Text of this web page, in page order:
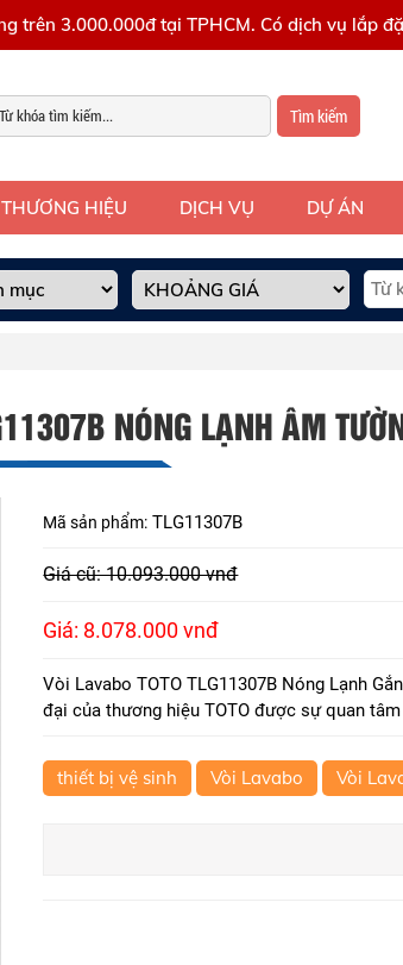
trên 3.000.000đ tại TPHCM. Có dịch vụ lắp
Tìm kiếm
THƯƠNG HIỆU DỊCH VỤ DỰ ÁN
NÓNG LẠNH ÂM
Mã sản phẩm: TLG11307B
Giá cũ: 10.093.000 vnđ
Giá: 8.078.000 vnđ
Vòi Lavabo TOTO TLG11307B Nóng Lạnh
đại của thương hiệu TOTO được sự quan
thiết bị vệ sinh Vòi Lavabo Vòi